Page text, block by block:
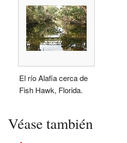
El río Alafia cerca de
Fish Hawk, Florida.
Véase también